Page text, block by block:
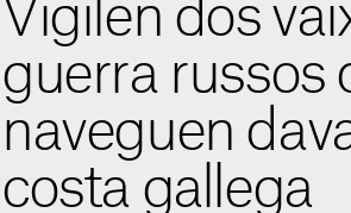
Vigilen dos
guerra russos
naveguen
costa gallega